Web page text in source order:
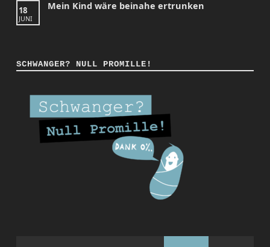
18
JUNI
Mein Kind wäre beinahe ertrunken
SCHWANGER? NULL PROMILLE!
FacebookYouTubeBack to top ↑